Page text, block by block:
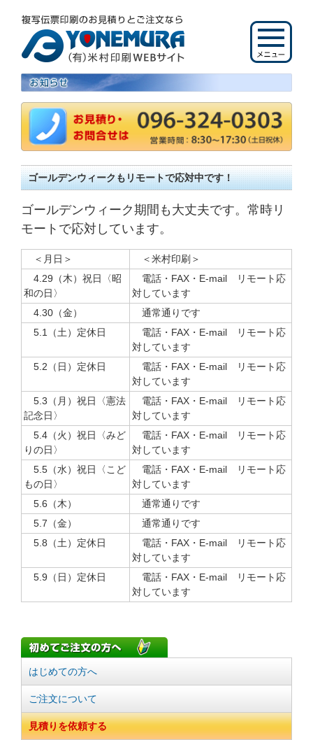
ゴールデンウィークもリモートで応対中です！
ゴールデンウィーク期間も大丈夫です。常時リ
モートで応対しています。
＜月日＞
＜米村印刷＞
4.29（木）祝日〈昭
和の日〉
電話・FAX・E-mail リモート応
対しています
4.30（金）
通常通りです
5.1（土）定休日
電話・FAX・E-mail リモート応
対しています
5.2（日）定休日
電話・FAX・E-mail リモート応
対しています
5.3（月）祝日〈憲法
記念日〉
電話・FAX・E-mail リモート応
対しています
5.4（火）祝日〈みど
りの日〉
電話・FAX・E-mail リモート応
対しています
5.5（水）祝日〈こど
もの日〉
電話・FAX・E-mail リモート応
対しています
5.6（木）
通常通りです
5.7（金）
通常通りです
5.8（土）定休日
電話・FAX・E-mail リモート応
対しています
5.9（日）定休日
電話・FAX・E-mail リモート応
対しています
はじめての方へ
ご注文について
見積りを依頼する